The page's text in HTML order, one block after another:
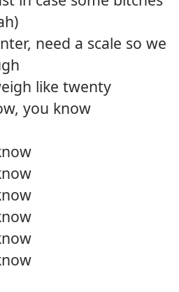
need a scale so we
like twenty
you know